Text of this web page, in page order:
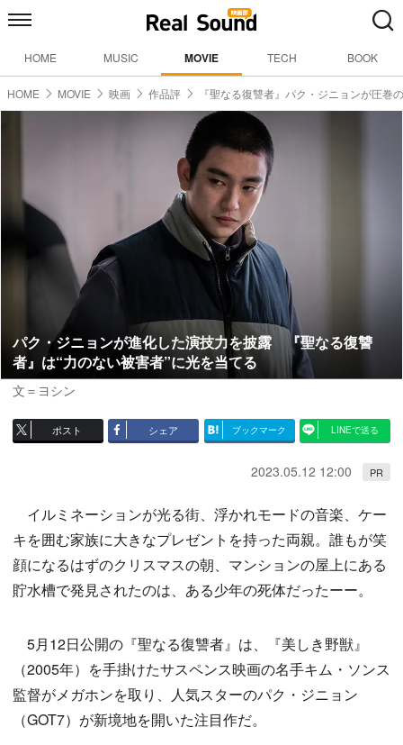
HOME MUSIC MOVIE TECH BOOK
HOME MOVIE 映画 作品評 『聖なる復讐者』パク・ジニョンが圧巻
パク・ジニョンが進化した演技力を披露 『聖なる復讐
者』は“力のない被害者”に光を当てる
文＝ヨシン
ポスト シェア ブックマーク LINEで送る
2023.05.12 12:00 PR
イルミネーションが光る街、浮かれモードの音楽、ケー
キを囲む家族に大きなプレゼントを持った両親。誰もが笑
顔になるはずのクリスマスの朝、マンションの屋上にある
貯水槽で発見されたのは、ある少年の死体だったーー。
5月12日公開の『聖なる復讐者』は、『美しき野獣』
（2005年）を手掛けたサスペンス映画の名手キム・ソンス
監督がメガホンを取り、人気スターのパク・ジニョン
（GOT7）が新境地を開いた注目作だ。